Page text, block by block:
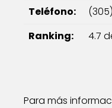
Teléfono:
Ranking:
4.7
Para más